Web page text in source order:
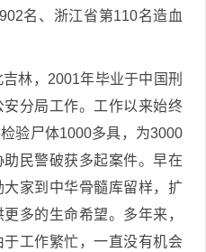
名、浙江省第110名造血
林，2001年毕业于中国刑
分局工作。工作以来始终
验尸体1000多具，为3000
民警破获多起案件。早在
大家到中华骨髓库留样，扩
多的生命希望。多年来，
工作繁忙，一直没有机会